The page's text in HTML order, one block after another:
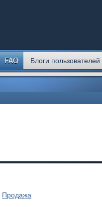
FAQ Блоги пользователей
Продажа